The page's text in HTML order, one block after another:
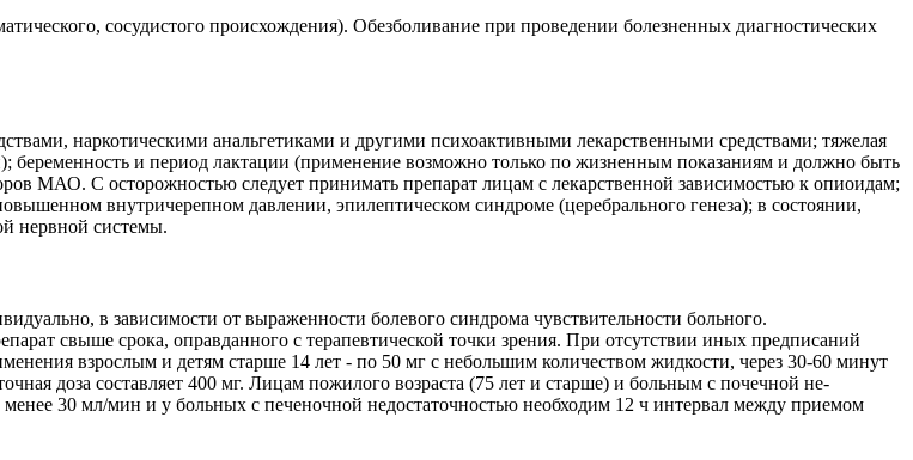
сосудистого происхождения). Обезболивание при проведении болезненных диагностических
наркотическими анальгетиками и другими психоактивными лекарственными средствами; тяжелая
беременность и период лактации (применение возможно только по жизненным показаниям и должно быть
МАО. С осторожностью следует принимать препарат лицам с лекарственной зависимостью к опиоидам;
внутричерепном давлении, эпилептическом синдроме (церебрального генеза); в состоянии,
нервной системы.
в зависимости от выраженности болевого синдрома чувствительности больного.
свыше срока, оправданного с терапевтической точки зрения. При отсутствии иных предписаний
взрослым и детям старше 14 лет - по 50 мг с небольшим количеством жидкости, через 30-60 минут
доза составляет 400 мг. Лицам пожилого возраста (75 лет и старше) и больным с почечной не-
30 мл/мин и у больных с печеночной недостаточностью необходим 12 ч интервал между приемом